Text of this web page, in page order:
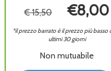
€ 15,50 €8,00
*il prezzo barrato è il prezzo più basso
ultimi 30 giorni
Non mutuabile